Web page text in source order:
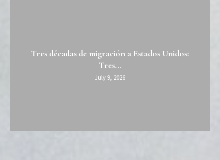
Tres décadas de migración a Estados Unidos:
Tres...
July 9, 2026